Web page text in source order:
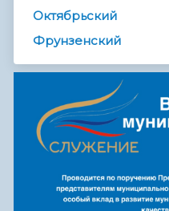
Октябрьский
Фрунзенский